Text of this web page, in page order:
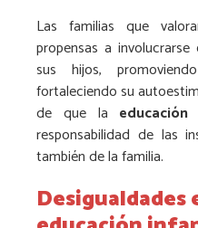
Las familias que
propensas a
sus hijos,
fortaleciendo su
de que la
responsabilidad de las
también de la familia.
Desigualdades